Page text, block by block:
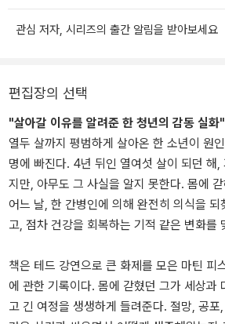
관심 저자, 시리즈의 출간 알림을 받아보세요
편집장의 선택
"살아갈 이유를 알려준 한 청년의 감동 실화"
열두 살까지 평범하게 살아온 한 소년이 원
명에 빠진다. 4년 뒤인 열여섯 살이 되던 해
지만, 아무도 그 사실을 알지 못한다. 몸에
어느 날, 한 간병인에 의해 완전히 의식을 되
고, 점차 건강을 회복하는 기적 같은 변화를
책은 테드 강연으로 큰 화제를 모은 마틴 피
에 관한 기록이다. 몸에 갇혔던 그가 세상과
고 긴 여정을 생생하게 들려준다. 절망, 공